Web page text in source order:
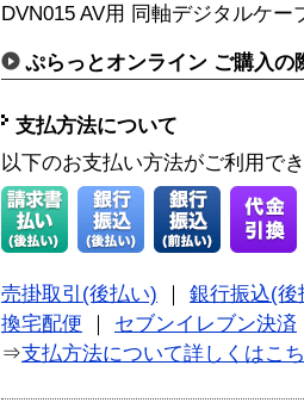
DVN015 AV用 同軸デジタルケー
ぷらっとオンライン ご購入の
支払方法について
以下のお支払い方法がご利用で
売掛取引(後払い)
銀行振込(後
換宅配便
セブンイレブン決済
⇒支払方法について詳しくはこ